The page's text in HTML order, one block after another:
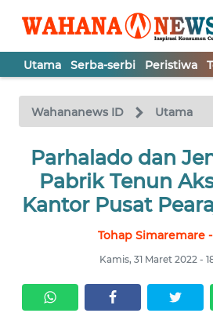
Utama Serba-serbi Peristiwa
Wahananews ID Utama
Parhalado dan
Pabrik Tenun
Kantor Pusat
Tohap Simaremare
Kamis, 31 Maret 2022 -
TV
Tutup
UTAMA
SERBA-
SERBI
TOKOH